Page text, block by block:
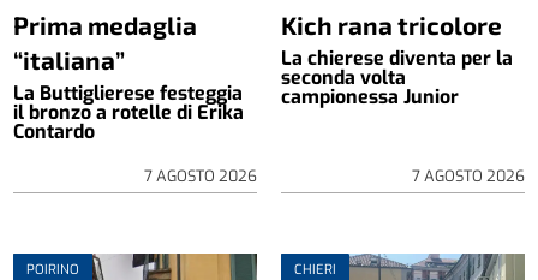
Prima medaglia
“italiana”
La Buttiglierese festeggia
il bronzo a rotelle di Erika
Contardo
7 AGOSTO 2026
Kich rana tricolore
La chierese diventa per la
seconda volta
campionessa Junior
7 AGOSTO 2026
POIRINO CHIERI